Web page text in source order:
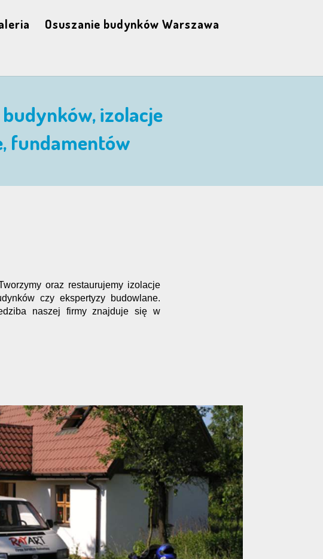
Osuszanie budynków Warszawa
izolacje
fundamentów
oraz restaurujemy izolacje
czy ekspertyzy budowlane.
naszej firmy znajduje się w